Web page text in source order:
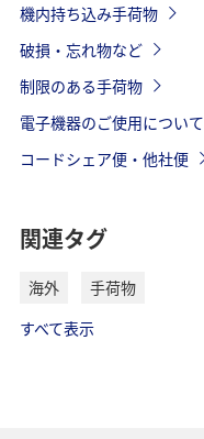
機内持ち込み手荷物
破損・忘れ物など
制限のある手荷物
電子機器のご使用について
コードシェア便・他社便
関連タグ
海外
手荷物
すべて表示